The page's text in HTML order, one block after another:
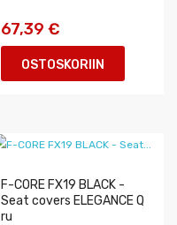
67,39 €
OSTOSKORIIN
F-CORE FX19 BLACK -
Seat covers ELEGANCE Q
ru